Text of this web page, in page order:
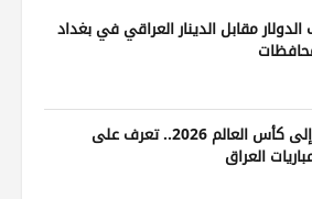
مقابل الدينار العراقي في بغداد
من ودية الأربعاء إلى كأس العالم 2026.. تعرف على
العراق